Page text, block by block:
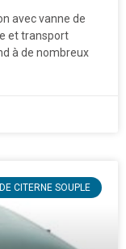
avec vanne de
et transport
à de nombreux
CITERNE SOUPLE